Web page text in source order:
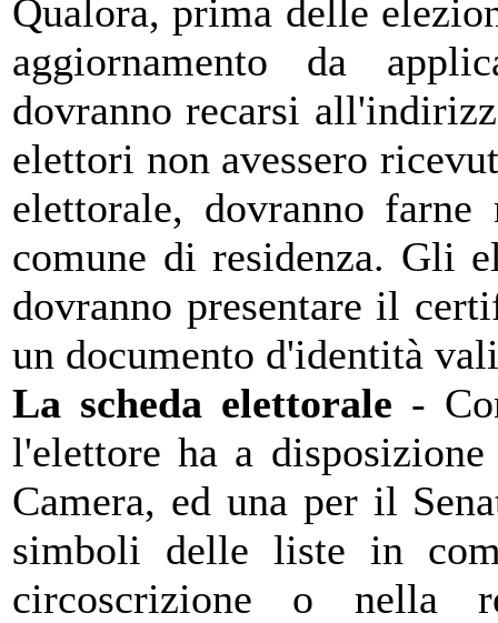
Qualora, prima delle
aggiornamento da
dovranno recarsi
elettori non avessero
elettorale, dovranno
comune di residenza. Gli
dovranno presentare il
un documento d'identità
La scheda elettorale -
l'elettore ha a
Camera, ed una per il
simboli delle liste in
circoscrizione o nella